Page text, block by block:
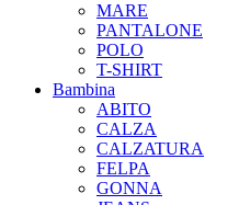
MARE
PANTALONE
POLO
T-SHIRT
Bambina
ABITO
CALZA
CALZATURA
FELPA
GONNA